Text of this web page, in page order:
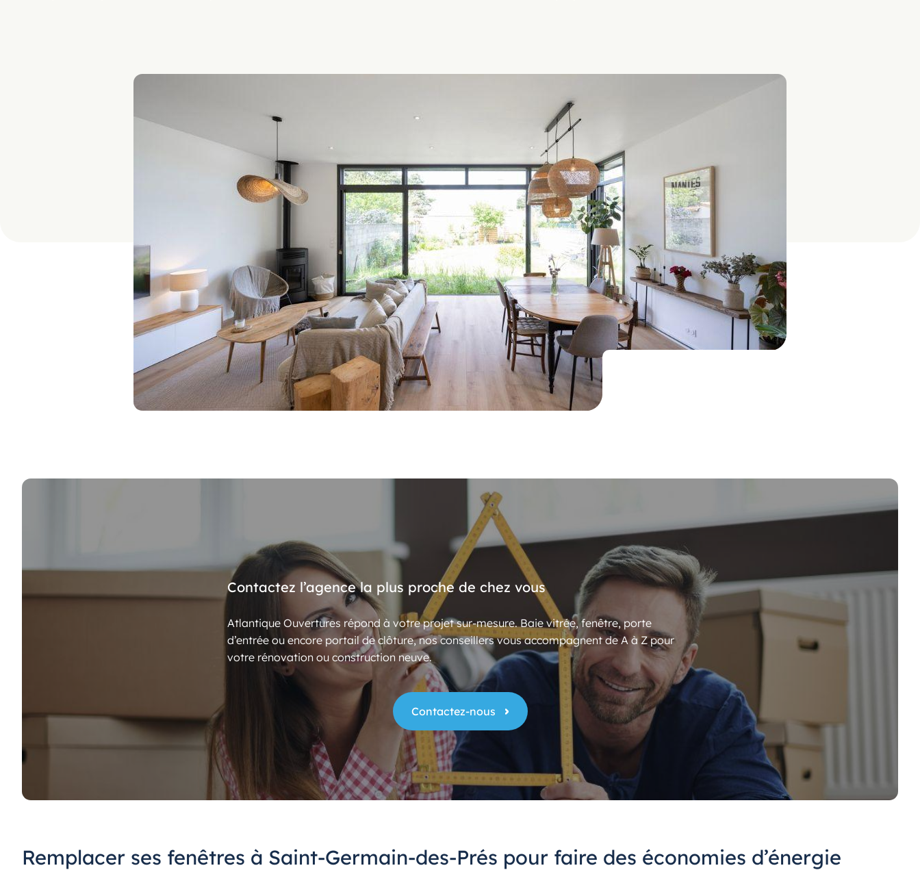
Contactez l’agence la plus proche de chez vous
Atlantique Ouvertures répond à votre projet sur-mesure. Baie vitrée, fenêtre, porte
d’entrée ou encore portail de clôture, nos conseillers vous accompagnent de A à Z pour
votre rénovation ou construction neuve.
Contactez-nous
Remplacer ses fenêtres à Saint-Germain-des-Prés pour faire des économies d’énergie